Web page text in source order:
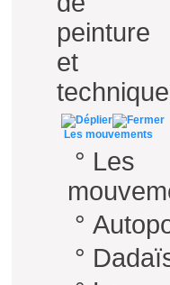
peinture
et
Les mouvements
° Les
°
°